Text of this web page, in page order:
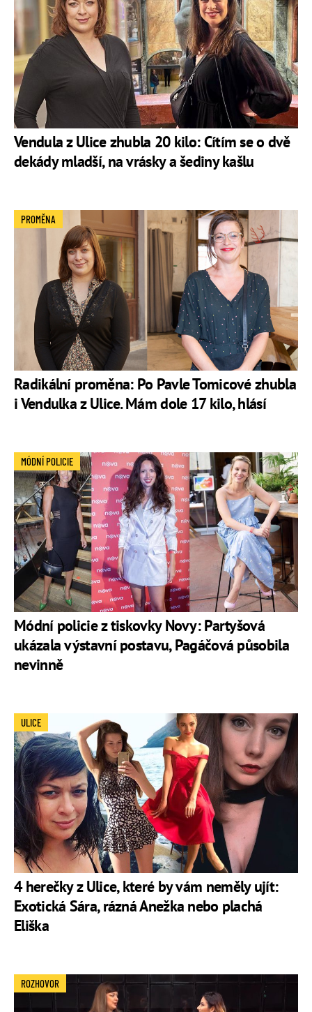
Vendula z Ulice zhubla 20 kilo: Cítím se o dvě
dekády mladší, na vrásky a šediny kašlu
Radikální proměna: Po Pavle Tomicové zhubla
i Vendulka z Ulice. Mám dole 17 kilo, hlásí
PROMĚNA
Módní policie z tiskovky Novy: Partyšová
ukázala výstavní postavu, Pagáčová působila
nevinně
MÓDNÍ POLICIE
4 herečky z Ulice, které by vám neměly ujít:
Exotická Sára, rázná Anežka nebo plachá
Eliška
ULICE
ROZHOVOR